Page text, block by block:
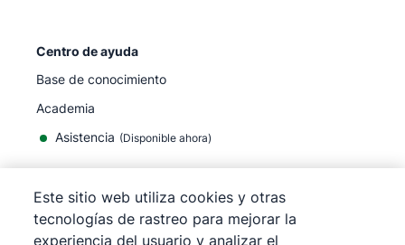
Centro de ayuda
Base de conocimiento
Academia
Asistencia (Disponible ahora)
Este sitio web utiliza cookies y otras
tecnologías de rastreo para mejorar la
experiencia del usuario y analizar el